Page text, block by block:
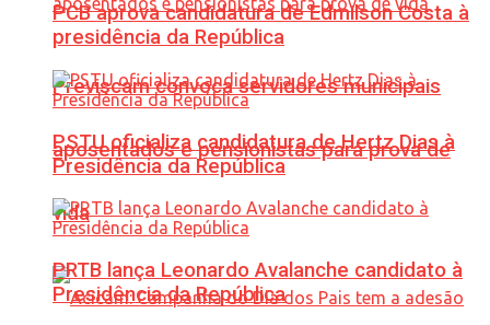
Previscam convoca servidores municipais
aposentados e pensionistas para prova de
vida
PCB aprova candidatura de Edmilson Costa à
presidência da República
PSTU oficializa candidatura de Hertz Dias à
Presidência da República
PRTB lança Leonardo Avalanche candidato à
Presidência da República